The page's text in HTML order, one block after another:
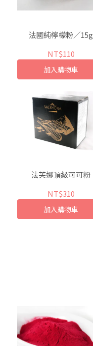
法國純檸檬粉／15g
NT$110
加入購物車
法芙娜頂級可可粉
NT$310
加入購物車